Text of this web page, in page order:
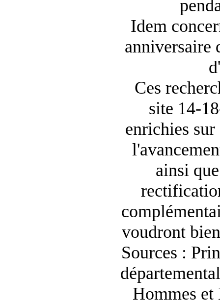
Idem
anniversaire
Ces
site 14-
enrichies
ainsi
voudront
Sources :
Hommes